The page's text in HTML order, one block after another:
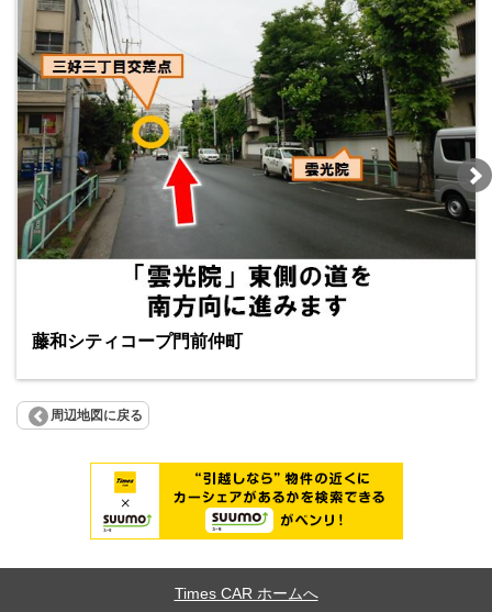
藤和シティコープ門前仲町
周辺地図に戻る
Times CAR ホームへ